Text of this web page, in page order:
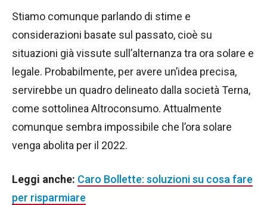
Stiamo comunque parlando di stime e
considerazioni basate sul passato, cioè su
situazioni già vissute sull’alternanza tra ora solare e
legale. Probabilmente, per avere un’idea precisa,
servirebbe un quadro delineato dalla società Terna,
come sottolinea Altroconsumo. Attualmente
comunque sembra impossibile che l’ora solare
venga abolita per il 2022.
Leggi anche: Caro Bollette: soluzioni su cosa fare
per risparmiare